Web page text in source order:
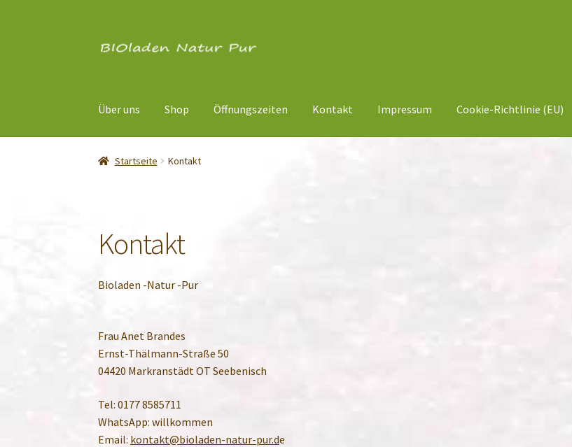
Navigation
Inhalt
Über uns Shop Öffnungszeiten Kontakt Impressum Cookie-Richtlinie (EU)
Startseite Kontakt
Kontakt
Bioladen -Natur -Pur
Frau Anet Brandes
Ernst-Thälmann-Straße 50
04420 Markranstädt OT Seebenisch
Tel: 0177 8585711
WhatsApp: willkommen
Email: kontakt@bioladen-natur-pur.de